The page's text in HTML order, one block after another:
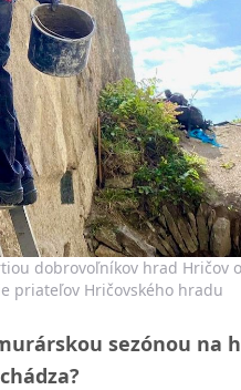
dobrovoľníkov hrad Hričov
priateľov Hričovského hradu
sezónou na